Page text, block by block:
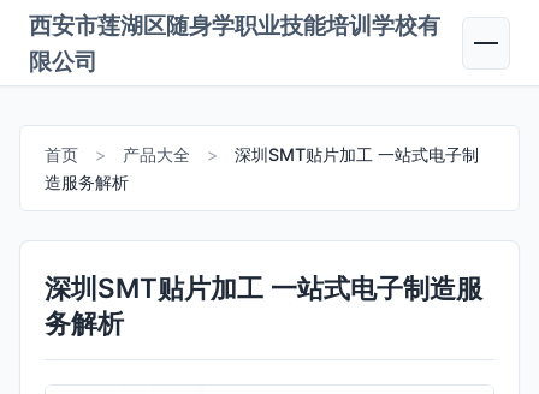
西安市莲湖区随身学职业技能培训学校有
限公司
首页 > 产品大全 >
深圳SMT贴片加工 一站式电子制
造服务解析
深圳SMT贴片加工 一站式电子制造服
务解析